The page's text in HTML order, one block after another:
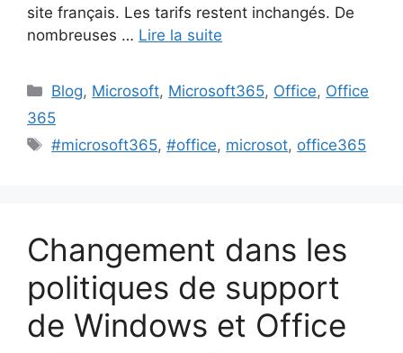
site français. Les tarifs restent inchangés. De
nombreuses … Lire la suite
Catégories
Blog, Microsoft, Microsoft365, Office, Office
365
Étiquettes
#microsoft365,#office, microsot, office365
Changement dans les
politiques de support
de Windows et Office